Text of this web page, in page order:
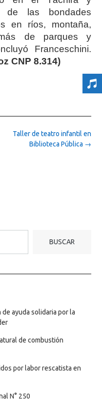
de las bondades
en ríos, montaña,
de parques y
Franceschini.
CNP 8.314)
Taller de teatro infantil en
Biblioteca Pública →
BUSCAR
ayuda solidaria por la
de combustión
por labor rescatista en
N° 250